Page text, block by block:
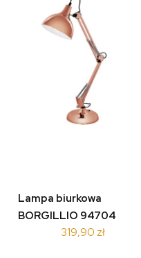
Lampa biurkowa
BORGILLIO 94704
319,90 zł